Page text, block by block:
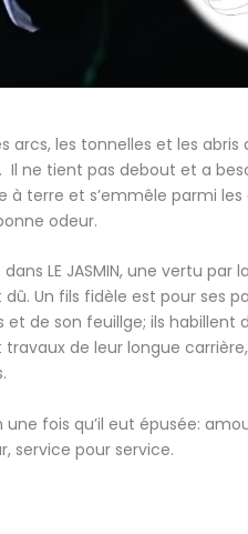
arcs, les tonnelles et les
ne tient pas debout et a
à terre et s’emmêle parmi
odeur.
LE JASMIN, une vertu par
Un fils fidèle est pour ses
et de son feuillge; ils
de leur longue
une fois qu’il eut épusée:
service pour service.